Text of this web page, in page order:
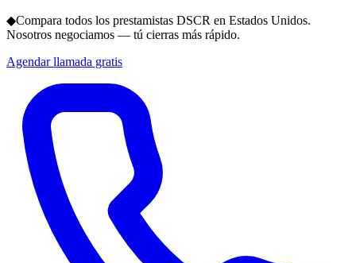
◆Compara todos los prestamistas DSCR en Estados Unidos.
Nosotros negociamos — tú cierras más rápido.
Agendar llamada gratis